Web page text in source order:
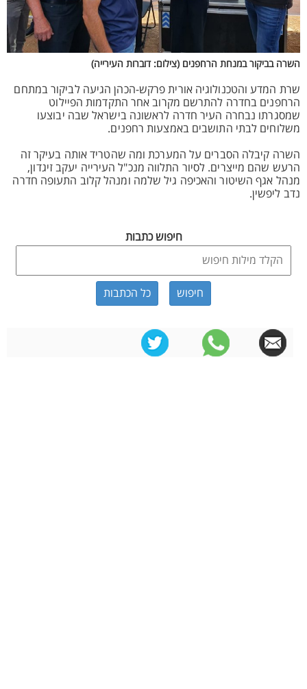
השרה בביקור במנחת הרחפנים (צילום: דוברות העירייה)
שרת המדע והטכנולוגיה אורית פרקש-הכהן הגיעה לביקור במתחם
הרחפנים בחדרה להתרשם מקרוב אחר התקדמות הפיילוט
שמסגרתו נבחרה העיר חדרה לראשונה בישראל שבה יבוצעו
משלוחים לבתי התושבים באמצעות רחפנים.
השרה קיבלה הסברים על המערכת ומה שהטריד אותה בעיקר זה
הרעש שהם מייצרים. לסיור התלווה מנכ"ל העירייה יעקב זיגדון,
מנהל אגף השיטור והאכיפה גיל שלמה ומנהל קלוב התעופה חדרה
נדב ליפשין.
חיפוש כתבות
כל הכתבות